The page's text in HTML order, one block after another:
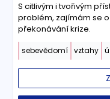
S citlivým i tvořivým
problém, zajímám se
překonávání krize.
sebevědomí vztahy